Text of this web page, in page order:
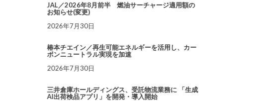
JAL／2026年8月前半 燃油サーチャージ適用額の
お知らせ(変更)
2026年7月30日
椿本チエイン／再生可能エネルギーを活用し、カー
ボンニュートラル実現を加速
2026年7月30日
三井倉庫ホールディングス、受託物流業務に 「生成
AI出荷検品アプリ」を開発・導入開始